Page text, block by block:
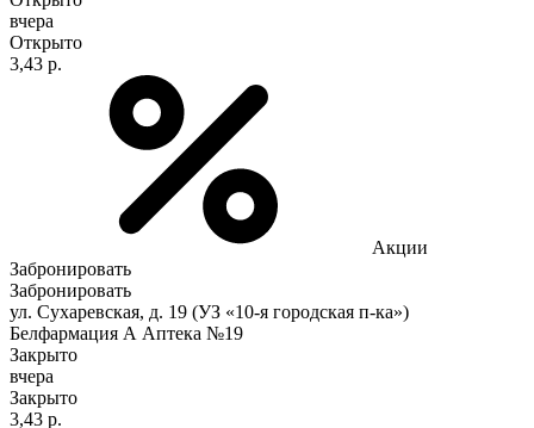
вчера
Открыто
3,43 р.
Акции
Забронировать
Забронировать
ул. Сухаревская, д. 19 (УЗ «10-я городская п-ка»)
Белфармация А Аптека №19
Закрыто
вчера
Закрыто
3,43 р.